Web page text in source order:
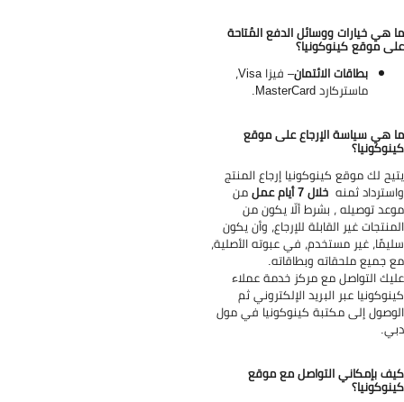
هي خيارات ووسائل الدفع المُتاحة
موقع كينوكونيا؟
بطاقات الائتمان
– فيزا Visa،
ماستركارد MasterCard.
هي سياسة الإرجاع على موقع
لك موقع كينوكونيا إرجاع المنتج
ثمنه خلال 7 أيام عمل من
توصيله ، بشرط ألّا يكون من
غير القابلة للإرجاع، وأن يكون
غير مستخدم، في عبوته الأصلية،
جميع ملحقاته وبطاقاته.
التواصل مع مركز خدمة عملاء
عبر البريد الإلكتروني ثم
إلى مكتبة كينوكونيا في مول
بإمكاني التواصل مع موقع